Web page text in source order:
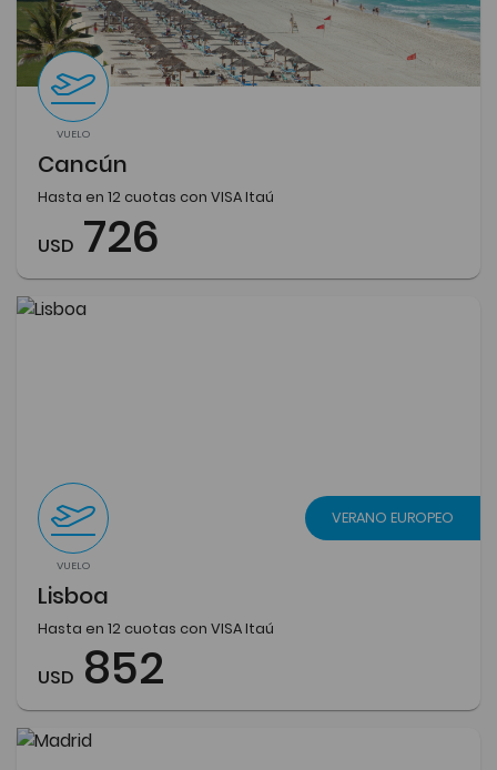
VUELO
Cancún
Hasta en 12 cuotas con VISA Itaú
USD 726
VUELO
VERANO EUROPEO
Lisboa
Hasta en 12 cuotas con VISA Itaú
USD 852